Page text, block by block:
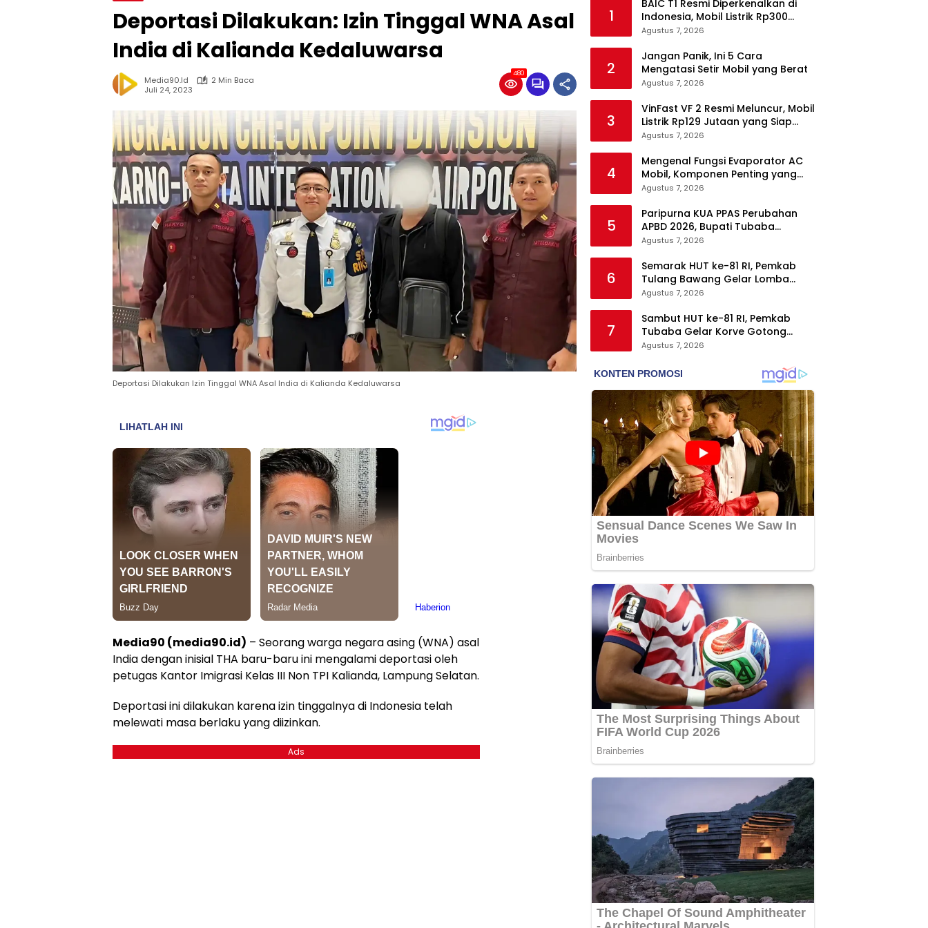
Deportasi Dilakukan: Izin Tinggal WNA Asal
India di Kalianda Kedaluwarsa
Media90.id
2 Min Baca
Juli 24, 2023
480
Deportasi Dilakukan Izin Tinggal WNA Asal India di Kalianda Kedaluwarsa
Media90 (media90.id) – Seorang warga negara asing (WNA) asal
India dengan inisial THA baru-baru ini mengalami deportasi oleh
petugas Kantor Imigrasi Kelas III Non TPI Kalianda, Lampung Selatan.
Deportasi ini dilakukan karena izin tinggalnya di Indonesia telah
melewati masa berlaku yang diizinkan.
Ads
1
BAIC T1 Resmi Diperkenalkan di
Indonesia, Mobil Listrik Rp300
Jutaan Siap Ramaikan Pasar EV
Agustus 7, 2026
2
Jangan Panik, Ini 5 Cara
Mengatasi Setir Mobil yang Berat
Agustus 7, 2026
3
VinFast VF 2 Resmi Meluncur, Mobil
Listrik Rp129 Jutaan yang Siap
Jadi Alternatif Pengganti Motor
Agustus 7, 2026
4
Mengenal Fungsi Evaporator AC
Mobil, Komponen Penting yang
Sering Terlupakan
Agustus 7, 2026
5
Paripurna KUA PPAS Perubahan
APBD 2026, Bupati Tubaba
Targetkan Pendapatan Daerah
Agustus 7, 2026
6
Semarak HUT ke-81 RI, Pemkab
Tulang Bawang Gelar Lomba
Senam Udang Manis
Agustus 7, 2026
7
Sambut HUT ke-81 RI, Pemkab
Tubaba Gelar Korve Gotong
Royong dan Bersih-Bersih
Agustus 7, 2026